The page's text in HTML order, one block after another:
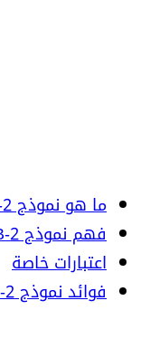
ما هو نموذج SEC N-30B-2؟
فهم نموذج SEC N-30B-2
اعتبارات خاصة
فوائد نموذج SEC N-30B-2